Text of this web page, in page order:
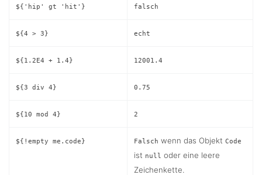
${'hip' gt 'hit'} falsch
${4 > 3} echt
${1.2E4 + 1.4} 12001.4
${3 div 4} 0.75
${10 mod 4} 2
${!empty me.code} Falsch wenn das Objekt Code
ist null oder eine leere
Zeichenkette.